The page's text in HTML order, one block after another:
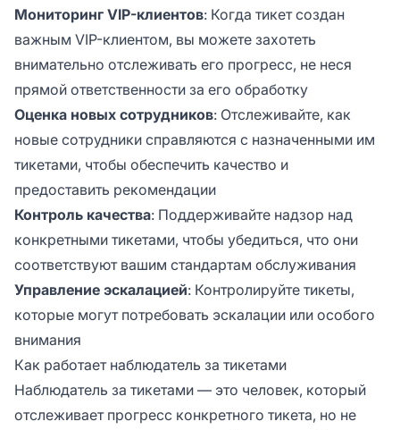
Мониторинг VIP-клиентов: Когда тикет создан
важным VIP-клиентом, вы можете захотеть
внимательно отслеживать его прогресс, не неся
прямой ответственности за его обработку
Оценка новых сотрудников: Отслеживайте, как
новые сотрудники справляются с назначенными им
тикетами, чтобы обеспечить качество и
предоставить рекомендации
Контроль качества: Поддерживайте надзор над
конкретными тикетами, чтобы убедиться, что они
соответствуют вашим стандартам обслуживания
Управление эскалацией: Контролируйте тикеты,
которые могут потребовать эскалации или особого
внимания
Как работает наблюдатель за тикетами
Наблюдатель за тикетами — это человек, который
отслеживает прогресс конкретного тикета, но не